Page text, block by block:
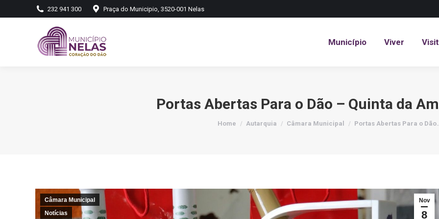
232 941 300 Praça do Municipio, 3520-001 Nelas
Município Viver
Portas Abertas Para o Dão – Quinta da
You are here:
Home Autarquia Câmara Municipal Portas Abertas Para o
Nov
8
Câmara Municipal
Notícias
Município Viver